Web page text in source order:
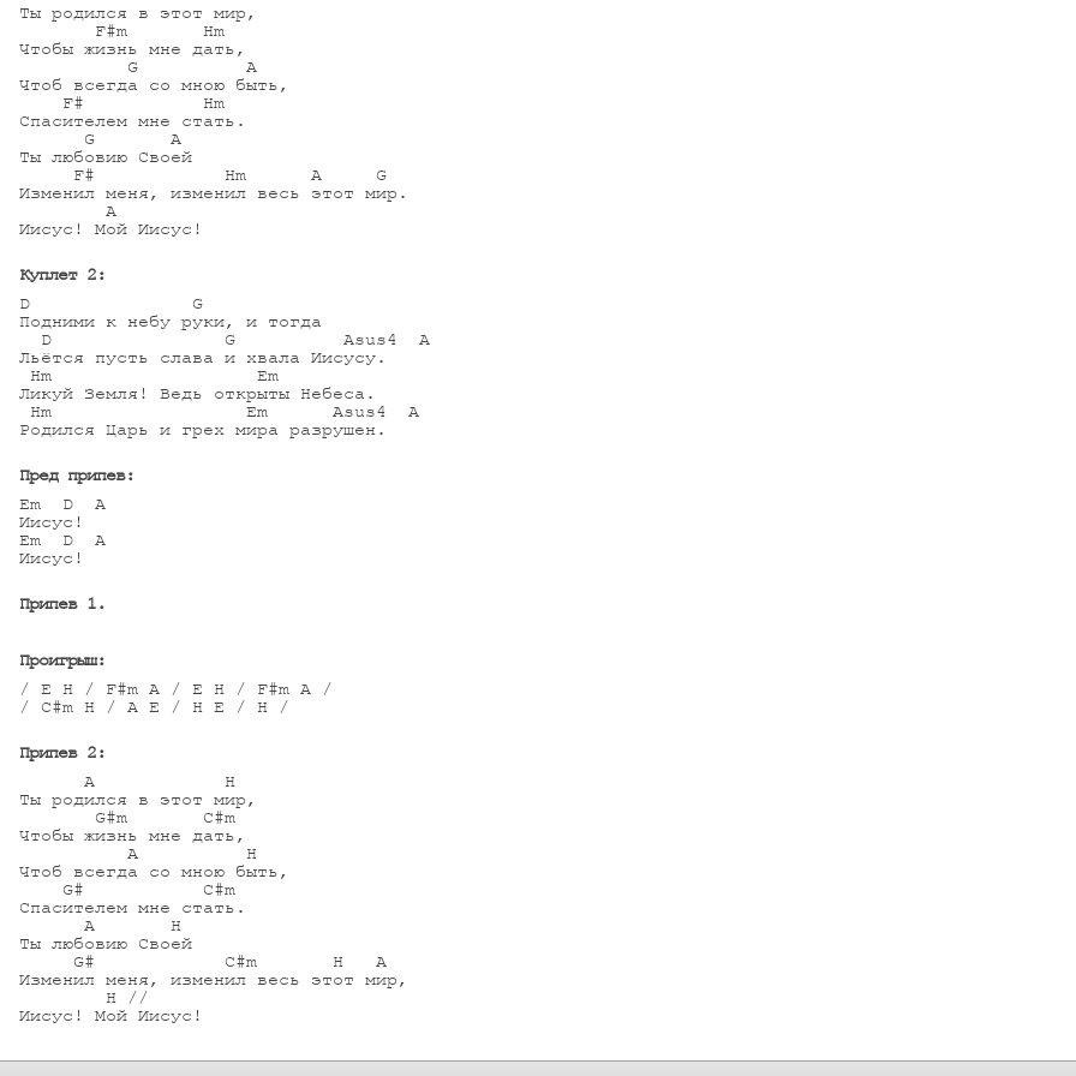
Ты родился в этот мир,
       F#m       Hm
Чтобы жизнь мне дать,
          G          A
Чтоб всегда со мною быть,
    F#           Hm
Спасителем мне стать.
      G       A
Ты любовию Своей
     F#            Hm      A     G
Изменил меня, изменил весь этот мир.
        A
Иисус! Мой Иисус!
Куплет 2:
D               G
Подними к небу руки, и тогда
  D                G          Asus4  A
Льётся пусть слава и хвала Иисусу.
Hm                   Em
Ликуй Земля! Ведь открыты Небеса.
Hm                  Em      Asus4  A
Родился Царь и грех мира разрушен.
Пред припев:
Em  D  A
Иисус!
Em  D  A
Иисус!
Припев 1.
Проигрыш:
/ E H / F#m A / E H / F#m A /
/ C#m H / A E / H E / H /
Припев 2:
      A            H
Ты родился в этот мир,
       G#m       C#m
Чтобы жизнь мне дать,
          A          H
Чтоб всегда со мною быть,
    G#           C#m
Спасителем мне стать.
      A       H
Ты любовию Своей
     G#            C#m       H   A
Изменил меня, изменил весь этот мир,
        H //
Иисус! Мой Иисус!